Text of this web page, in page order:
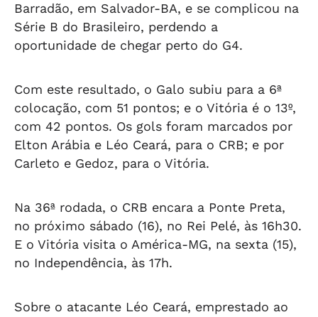
Barradão, em Salvador-BA, e se complicou na
Série B do Brasileiro, perdendo a
oportunidade de chegar perto do G4.
Com este resultado, o Galo subiu para a 6ª
colocação, com 51 pontos; e o Vitória é o 13º,
com 42 pontos. Os gols foram marcados por
Elton Arábia e Léo Ceará, para o CRB; e por
Carleto e Gedoz, para o Vitória.
Na 36ª rodada, o CRB encara a Ponte Preta,
no próximo sábado (16), no Rei Pelé, às 16h30.
E o Vitória visita o América-MG, na sexta (15),
no Independência, às 17h.
Sobre o atacante Léo Ceará, emprestado ao